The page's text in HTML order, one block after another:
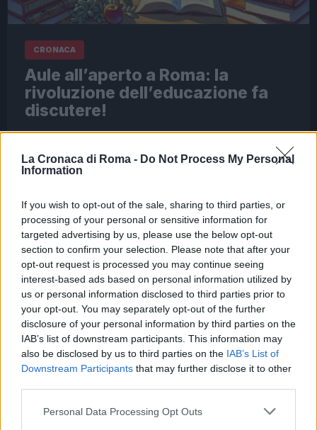
La Cronaca di Roma - Do Not Process My Personal
Information
If you wish to opt-out of the sale, sharing to third parties, or
processing of your personal or sensitive information for
targeted advertising by us, please use the below opt-out
section to confirm your selection. Please note that after your
opt-out request is processed you may continue seeing
interest-based ads based on personal information utilized by
us or personal information disclosed to third parties prior to
your opt-out. You may separately opt-out of the further
disclosure of your personal information by third parties on the
IAB’s list of downstream participants. This information may
also be disclosed by us to third parties on the IAB’s List of
Downstream Participants that may further disclose it to other
Please note that this website/app uses one or more Google
Personal Data Processing Opt Outs
CRONACA
Aule all’aperto a Roma: la
rivoluzione dell’educazione fa
discutere!
5 Maggio 2026 - 18:52Redazione Digitale
In un angolo di Roma dove il caos quotidiano si
fonde con l’arte del vivere, un’idea innovativa sta
dell’infanzia e dei…
Leggi l’articolo →